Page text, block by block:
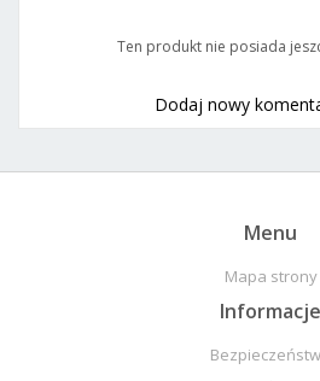
Ten produkt nie posiada
Dodaj nowy
Menu
Mapa strony
Informacje